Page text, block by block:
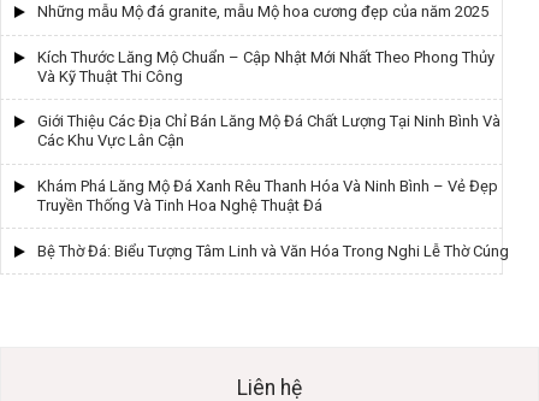
Những mẫu Mộ đá granite, mẫu Mộ hoa cương đẹp của năm 2025
Kích Thước Lăng Mộ Chuẩn – Cập Nhật Mới Nhất Theo Phong Thủy
Và Kỹ Thuật Thi Công
Giới Thiệu Các Địa Chỉ Bán Lăng Mộ Đá Chất Lượng Tại Ninh Bình Và
Các Khu Vực Lân Cận
Khám Phá Lăng Mộ Đá Xanh Rêu Thanh Hóa Và Ninh Bình – Vẻ Đẹp
Truyền Thống Và Tinh Hoa Nghệ Thuật Đá
Bệ Thờ Đá: Biểu Tượng Tâm Linh và Văn Hóa Trong Nghi Lễ Thờ Cúng
Liên hệ